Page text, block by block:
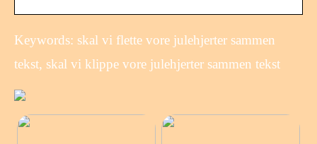
Keywords: skal vi flette vore julehjerter sammen
tekst, skal vi klippe vore julehjerter sammen tekst